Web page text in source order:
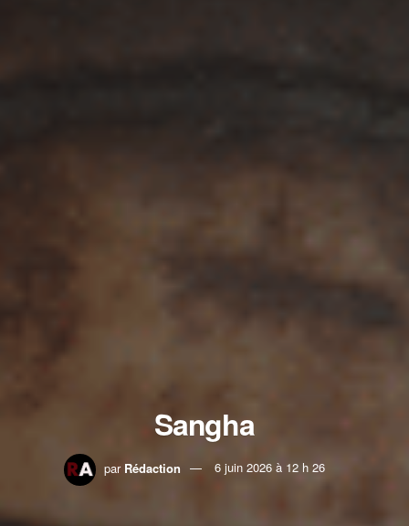
Sangha
par Rédaction 6 juin 2026 à 12 h 26